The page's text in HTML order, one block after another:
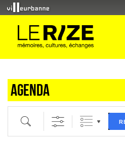
Agenda
Recherche par mot clé (ici) et /